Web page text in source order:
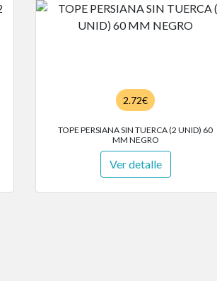
2.72€
TOPE PERSIANA SIN TUERCA (2 UNID) 60
MM NEGRO
Ver detalle